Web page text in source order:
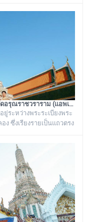
ชวราราม ริมแม่น้ำ
ดดเด่นไม่เหมือนกัน อาทิ
หินแกะสลักโบราณเป็นรูป
บทที่ 13 พระเจดีย์โบราณย่อเหลี่ยมไม้ยี่สิบ วัดอรุณราชวราราม (แอพเดียวเที่ยวทั่ววัดอรุณ)
ระหว่างพระระเบียงพระ
ซึ่งเรียงรายเป็นแถวตรง
ป็นพระเจดีย์ก่อด้วยอิฐ
ยและกระจกสีต่างๆ เป็น
ามเป็นอย่างมาก